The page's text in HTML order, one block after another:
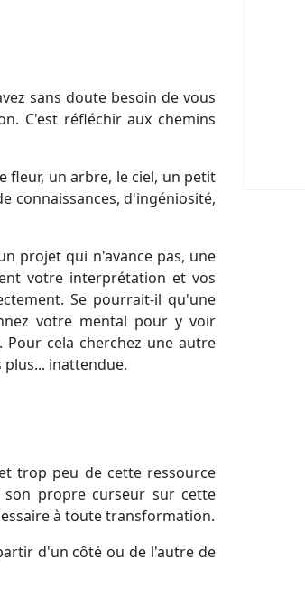
sans doute besoin de vous
C'est réfléchir aux chemins
fleur, un arbre, le ciel, un petit
connaissances, d'ingéniosité,
projet qui n'avance pas, une
votre interprétation et vos
Se pourrait-il qu'une
votre mental pour y voir
cela cherchez une autre
inattendue.
trop peu de cette ressource
propre curseur sur cette
à toute transformation.
d'un côté ou de l'autre de